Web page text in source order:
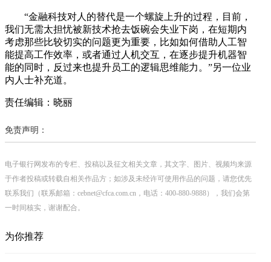
“金融科技对人的替代是一个螺旋上升的过程，目前，
我们无需太担忧被新技术抢去饭碗会失业下岗，在短期内
考虑那些比较切实的问题更为重要，比如如何借助人工智
能提高工作效率，或者通过人机交互，在逐步提升机器智
能的同时，反过来也提升员工的逻辑思维能力。”另一位业
内人士补充道。
责任编辑：晓丽
免责声明：
电子银行网发布的专栏、投稿以及征文相关文章，其文字、图片、视频均来源
于作者投稿或转载自相关作品方；如涉及未经许可使用作品的问题，请您优先
联系我们（联系邮箱：cebnet@cfca.com.cn，电话：400-880-9888），我们会第
一时间核实，谢谢配合。
为你推荐